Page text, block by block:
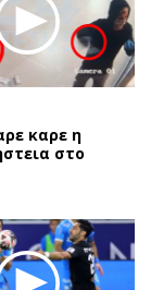
καρε η
στο